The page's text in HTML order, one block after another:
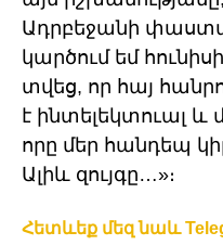
Ադրբեջանի
կարծում եմ
տվեց, որ հայ
է ինտելեկտուալ
որը մեր հանդեպ
Ալիև զույգը…»։
Հետևեք մեզ նաև